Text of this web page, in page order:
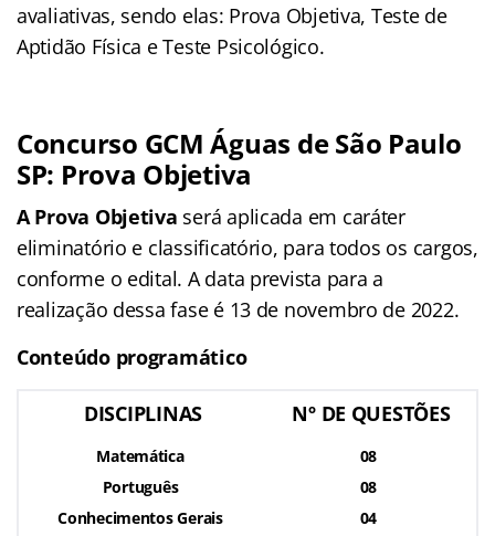
avaliativas, sendo elas: Prova Objetiva, Teste de
Aptidão Física e Teste Psicológico.
Concurso GCM Águas de São Paulo
SP: Prova Objetiva
A Prova Objetiva será aplicada em caráter
eliminatório e classificatório, para todos os cargos,
conforme o edital. A data prevista para a
realização dessa fase é 13 de novembro de 2022.
Conteúdo programático
DISCIPLINAS Nº DE QUESTÕES
Matemática
Português
Conhecimentos Gerais
08
08
04